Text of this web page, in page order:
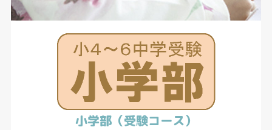
小学部（受験コース）